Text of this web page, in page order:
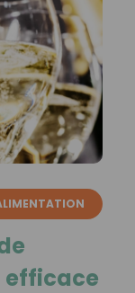
efficace